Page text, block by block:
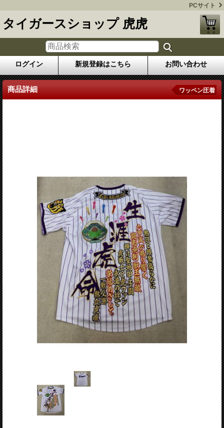
PCサイト
タイガースショップ 虎虎
ログイン 新規登録はこちら お問い合わせ
商品詳細 ワッペン圧着